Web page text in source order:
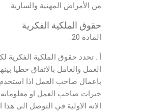
من الأمراض المهنية والسارية.
حقوق الملكية الفكرية
المادة 20:
أ . تحدد حقوق الملكية
العمل والعامل بالاتفاق خطيا
باعمال صاحب العمل اذا
خبرات صاحب العمل او معلوماته
الاته الاولية في التوصل الى هذا